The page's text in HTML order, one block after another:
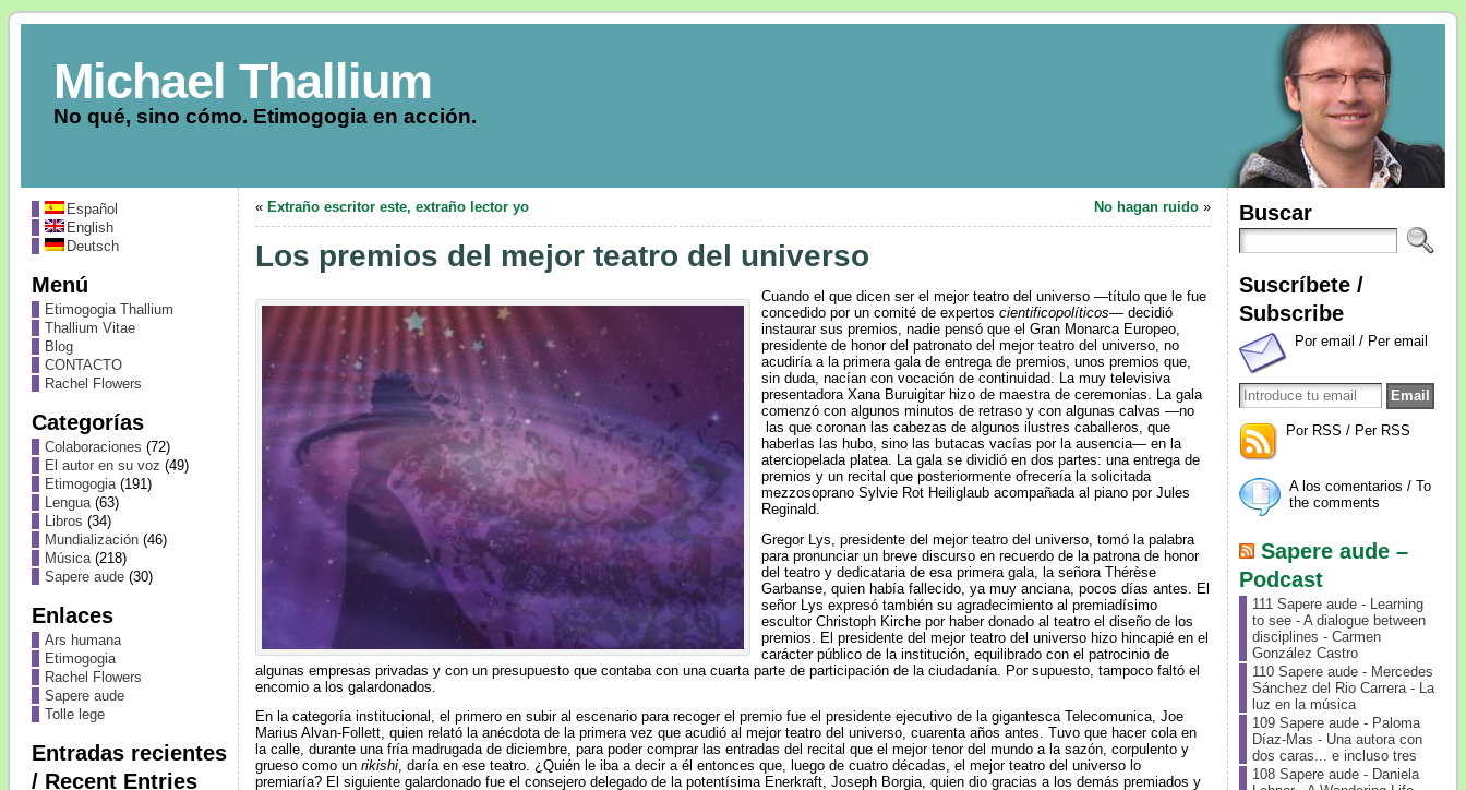
Michael Thallium
No qué, sino cómo. Etimogogia en acción.
Español
English
Deutsch
Menú
Etimogogia Thallium
Thallium Vitae
Blog
CONTACTO
Rachel Flowers
Categorías
Colaboraciones (72)
El autor en su voz (49)
Etimogogia(191)
Lengua(63)
Libros (34)
Mundialización(46)
Música(218)
Sapere aude(30)
Enlaces
Ars humana
Etimogogia
Rachel Flowers
Sapere aude
Tolle lege
Entradas recientes
/ Recent Entries
« Extraño escritor este, extraño lector yo No hagan ruido»
Los premios del mejor teatro del universo
Cuando el que dicen ser el mejor teatro del universo —título que le fue
concedido por un comité de expertos cientificopolíticos— decidió
instaurar sus premios, nadie pensó que el Gran Monarca Europeo,
presidente de honor del patronato del mejor teatro del universo, no
acudiría a la primera gala de entrega de premios, unos premios que,
sin duda, nacían con vocación de continuidad. La muy televisiva
presentadora Xana Buruigitar hizo de maestra de ceremonias. La gala
comenzó con algunos minutos de retraso y con algunas calvas —no
las que coronan las cabezas de algunos ilustres caballeros, que
haberlas las hubo, sino las butacas vacías por la ausencia— en la
aterciopelada platea. La gala se dividió en dos partes: una entrega de
premios y un recital que posteriormente ofrecería la solicitada
mezzosoprano Sylvie Rot Heiliglaub acompañada al piano por Jules
Reginald.
Gregor Lys, presidente del mejor teatro del universo, tomó la palabra
para pronunciar un breve discurso en recuerdo de la patrona de honor
del teatro y dedicataria de esa primera gala, la señora Thérèse
Garbanse, quien había fallecido, ya muy anciana, pocos días antes. El
señor Lys expresó también su agradecimiento al premiadísimo
escultor Christoph Kirche por haber donado al teatro el diseño de los
premios. El presidente del mejor teatro del universo hizo hincapié en el
carácter público de la institución, equilibrado con el patrocinio de
algunas empresas privadas y con un presupuesto que contaba con una cuarta parte de participación de la ciudadanía. Por supuesto, tampoco faltó el
encomio a los galardonados.
En la categoría institucional, el primero en subir al escenario para recoger el premio fue el presidente ejecutivo de la gigantesca Telecomunica, Joe
Marius Alvan-Follett, quien relató la anécdota de la primera vez que acudió al mejor teatro del universo, cuarenta años antes. Tuvo que hacer cola en
la calle, durante una fría madrugada de diciembre, para poder comprar las entradas del recital que el mejor tenor del mundo a la sazón, corpulento y
grueso como un rikishi, daría en ese teatro. ¿Quién le iba a decir a él entonces que, luego de cuatro décadas, el mejor teatro del universo lo
premiaría? El siguiente galardonado fue el consejero delegado de la potentísima Enerkraft, Joseph Borgia, quien dio gracias a los demás premiados y
Buscar
Suscríbete /
Subscribe
Por email / Per email
Por RSS / Per RSS
A los comentarios / To
the comments
Sapere aude –
Podcast
111 Sapere aude - Learning
to see - A dialogue between
disciplines - Carmen
González Castro
110 Sapere aude - Mercedes
Sánchez del Rio Carrera - La
luz en la música
109 Sapere aude - Paloma
Díaz-Mas - Una autora con
dos caras... e incluso tres
108 Sapere aude - Daniela